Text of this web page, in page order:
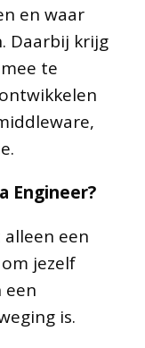
en waar
Daarbij krijg
te
Engineer?
alleen een
jezelf
een
is.